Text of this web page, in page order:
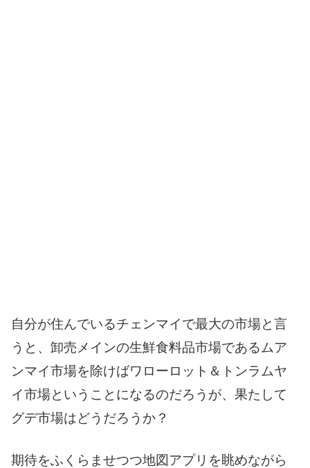
自分が住んでいるチェンマイで最大の市場と言
うと、卸売メインの生鮮食料品市場であるムア
ンマイ市場を除けばワローロット＆トンラムヤ
イ市場ということになるのだろうが、果たして
グデ市場はどうだろうか？
期待をふくらませつつ地図アプリを眺めながら